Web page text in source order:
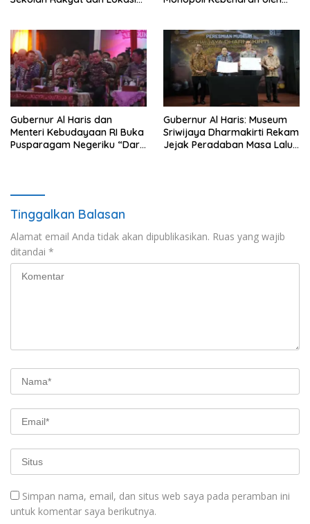
Gubernur Al Haris dan
Menteri Kebudayaan RI Buka
Pusparagam Negeriku “Dari
Gubernur Al Haris: Museum
Sriwijaya Dharmakirti Rekam
Jejak Peradaban Masa Lalu
Tinggalkan Balasan
Alamat email Anda tidak akan dipublikasikan. Ruas yang wajib
ditandai *
Simpan nama, email, dan situs web saya pada peramban ini
untuk komentar saya berikutnya.